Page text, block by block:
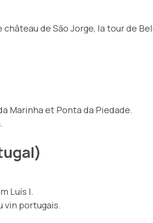
de São Jorge, la tour de
Marinha et Ponta da Piedade.
Luís I.
vin portugais.